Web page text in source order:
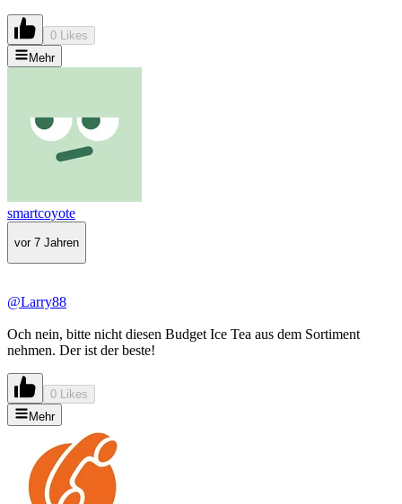
0 Likes
Mehr
smartcoyote
vor 7 Jahren
@Larry88
Och nein, bitte nicht diesen Budget Ice Tea aus dem Sortiment
nehmen. Der ist der beste!
0 Likes
Mehr